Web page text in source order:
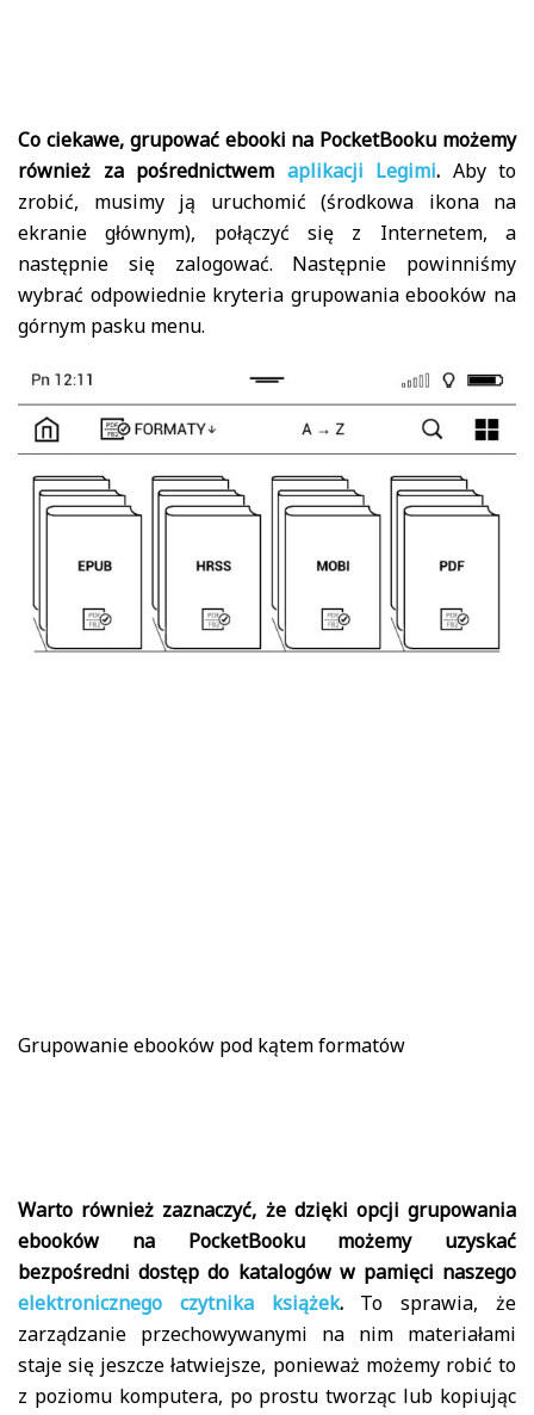
Co ciekawe, grupować ebooki na PocketBooku możemy
również za pośrednictwem aplikacji Legimi. Aby to
zrobić, musimy ją uruchomić (środkowa ikona na
ekranie głównym), połączyć się z Internetem, a
następnie się zalogować. Następnie powinniśmy
wybrać odpowiednie kryteria grupowania ebooków na
górnym pasku menu.
Grupowanie ebooków pod kątem formatów
Warto również zaznaczyć, że dzięki opcji grupowania
ebooków na PocketBooku możemy uzyskać
bezpośredni dostęp do katalogów w pamięci naszego
elektronicznego czytnika książek.To sprawia, że
zarządzanie przechowywanymi na nim materiałami
staje się jeszcze łatwiejsze, ponieważ możemy robić to
z poziomu komputera, po prostu tworząc lub kopiując